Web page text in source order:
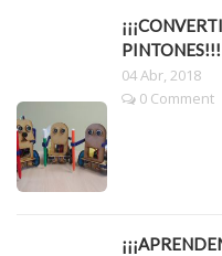
PINTONES!!!
04 Abr, 2018
0 Comment